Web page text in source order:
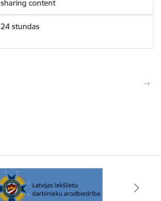
sharing content
24 stundas